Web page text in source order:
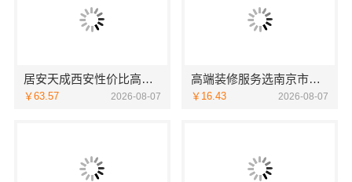
居安天成西安性价比高家装施工改善房免费量房
￥63.57 2026-08-07
高端装修服务选南京市创亿讯，南京本地靠谱之选
￥16.43 2026-08-07